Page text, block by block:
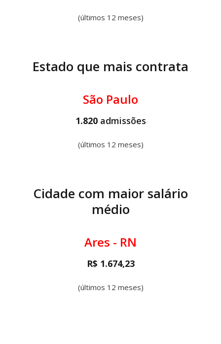
(últimos 12 meses)
Estado que mais contrata
São Paulo
1.820 admissões
(últimos 12 meses)
Cidade com maior salário
médio
Ares - RN
R$ 1.674,23
(últimos 12 meses)